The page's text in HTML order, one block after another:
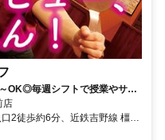
OK◎毎週シフトで授業やサー
と身につく♪
店
2徒歩約6分、近鉄吉野線 橿原
原神宮前東口徒歩約11分